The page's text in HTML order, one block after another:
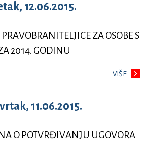
12.06.2015.
PRAVOBRANITELJICE ZA OSOBE S
2014. GODINU
VIŠE
11.06.2015.
O POTVRĐIVANJU UGOVORA